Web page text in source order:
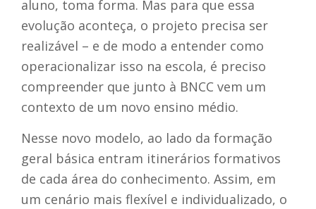
aluno, toma forma. Mas para que essa
evolução aconteça, o projeto precisa ser
realizável – e de modo a entender como
operacionalizar isso na escola, é preciso
compreender que junto à BNCC vem um
contexto de um novo ensino médio.
Nesse novo modelo, ao lado da formação
geral básica entram itinerários formativos
de cada área do conhecimento. Assim, em
um cenário mais flexível e individualizado, o